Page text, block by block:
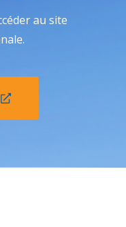
au site